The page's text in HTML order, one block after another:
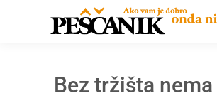
Bez tržišta